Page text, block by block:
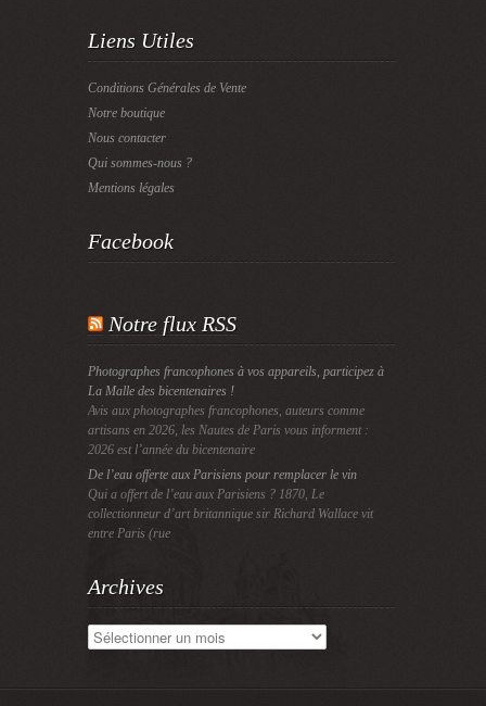
Liens Utiles
Conditions Générales de Vente
Notre boutique
Nous contacter
Qui sommes-nous ?
Mentions légales
Facebook
Notre flux RSS
Photographes francophones à vos appareils, participez à
La Malle des bicentenaires !
Avis aux photographes francophones, auteurs comme
artisans en 2026, les Nautes de Paris vous informent :
2026 est l’année du bicentenaire
De l’eau offerte aux Parisiens pour remplacer le vin
Qui a offert de l’eau aux Parisiens ? 1870, Le
collectionneur d’art britannique sir Richard Wallace vit
entre Paris (rue
Archives
Archives